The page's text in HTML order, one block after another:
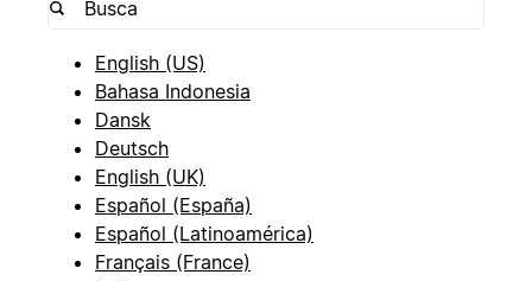
English (US)
Bahasa Indonesia
Dansk
Deutsch
English (UK)
Español (España)
Español (Latinoamérica)
Français (France)